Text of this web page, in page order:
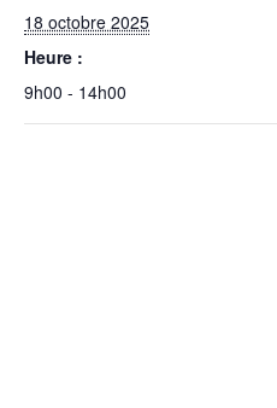
18 octobre 2025
Heure :
9h00 - 14h00